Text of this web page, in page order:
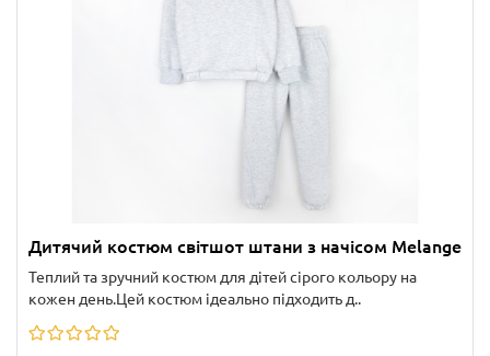
Дитячий костюм світшот штани з начісом Melange
Теплий та зручний костюм для дітей сірого кольору на
кожен день.Цей костюм ідеально підходить д..